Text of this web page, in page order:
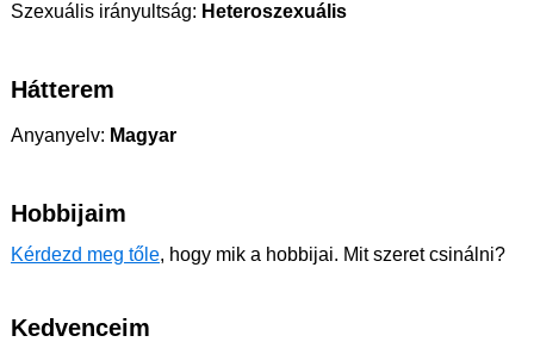
Szexuális irányultság: Heteroszexuális
Hátterem
Anyanyelv: Magyar
Hobbijaim
Kérdezd meg tőle, hogy mik a hobbijai. Mit szeret csinálni?
Kedvenceim